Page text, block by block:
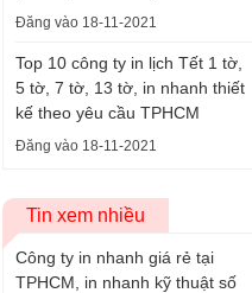
Đăng vào 18-11-2021
Top 10 công ty in lịch Tết 1 tờ,
5 tờ, 7 tờ, 13 tờ, in nhanh thiết
kế theo yêu cầu TPHCM
Đăng vào 18-11-2021
Tin xem nhiều
Công ty in nhanh giá rẻ tại
TPHCM, in nhanh kỹ thuật số